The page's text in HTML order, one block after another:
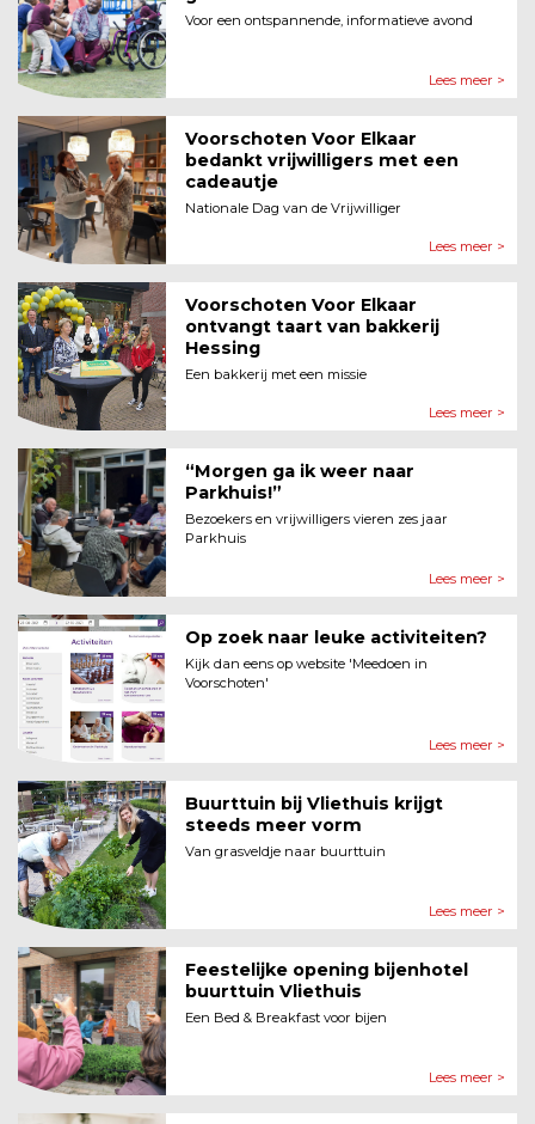
Voor een ontspannende, informatieve avond
Lees meer >
Voorschoten Voor Elkaar
bedankt vrijwilligers met een
cadeautje
Nationale Dag van de Vrijwilliger
Lees meer >
Voorschoten Voor Elkaar
ontvangt taart van bakkerij
Hessing
Een bakkerij met een missie
Lees meer >
“Morgen ga ik weer naar
Parkhuis!”
Bezoekers en vrijwilligers vieren zes jaar
Parkhuis
Lees meer >
Op zoek naar leuke activiteiten?
Kijk dan eens op website 'Meedoen in
Voorschoten'
Lees meer >
Buurttuin bij Vliethuis krijgt
steeds meer vorm
Van grasveldje naar buurttuin
Lees meer >
Feestelijke opening bijenhotel
buurttuin Vliethuis
Een Bed & Breakfast voor bijen
Lees meer >